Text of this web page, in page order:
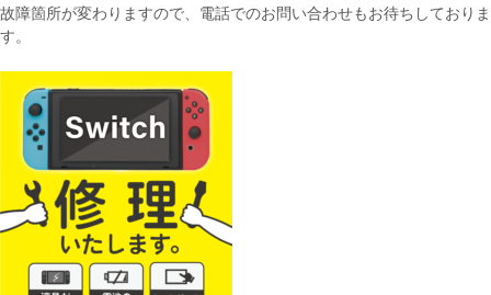
故障箇所が変わりますので、電話でのお問い合わせもお待ちしておりま
す。